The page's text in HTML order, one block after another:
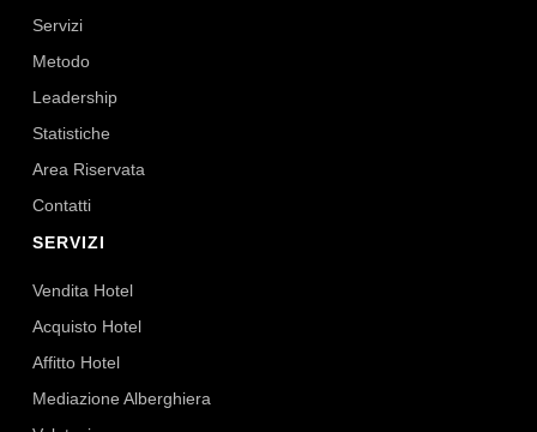
Servizi
Metodo
Leadership
Statistiche
Area Riservata
Contatti
SERVIZI
Vendita Hotel
Acquisto Hotel
Affitto Hotel
Mediazione Alberghiera